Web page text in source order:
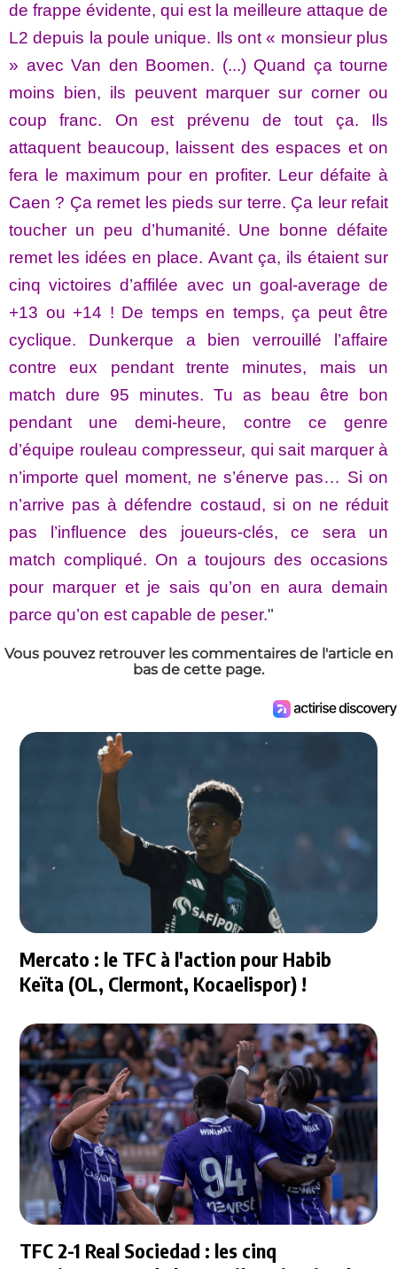
de frappe évidente, qui est la meilleure attaque de
L2 depuis la poule unique. Ils ont « monsieur plus
» avec Van den Boomen. (...) Quand ça tourne
moins bien, ils peuvent marquer sur corner ou
coup franc. On est prévenu de tout ça. Ils
attaquent beaucoup, laissent des espaces et on
fera le maximum pour en profiter. Leur défaite à
Caen ? Ça remet les pieds sur terre. Ça leur refait
toucher un peu d’humanité. Une bonne défaite
remet les idées en place. Avant ça, ils étaient sur
cinq victoires d’affilée avec un goal-average de
+13 ou +14 ! De temps en temps, ça peut être
cyclique. Dunkerque a bien verrouillé l’affaire
contre eux pendant trente minutes, mais un
match dure 95 minutes. Tu as beau être bon
pendant une demi-heure, contre ce genre
d’équipe rouleau compresseur, qui sait marquer à
n’importe quel moment, ne s’énerve pas… Si on
n’arrive pas à défendre costaud, si on ne réduit
pas l’influence des joueurs-clés, ce sera un
match compliqué. On a toujours des occasions
pour marquer et je sais qu’on en aura demain
parce qu’on est capable de peser."
Vous pouvez retrouver les commentaires de l'article en
bas de cette page.
Mercato : le TFC à l'action pour Habib
Keïta (OL, Clermont, Kocaelispor) !
TFC 2-1 Real Sociedad : les cinq